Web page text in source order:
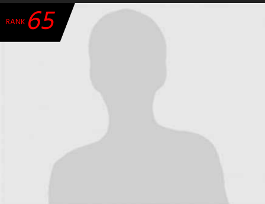
チーム・選手
加盟・登録
エントリー
JBCF ROAD SERIESとは
RANK 65